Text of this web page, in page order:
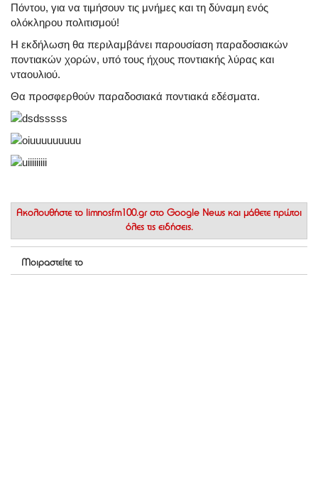
Πόντου, για να τιμήσουν τις μνήμες και τη δύναμη ενός
ολόκληρου πολιτισμού!
Η εκδήλωση θα περιλαμβάνει παρουσίαση παραδοσιακών
ποντιακών χορών, υπό τους ήχους ποντιακής λύρας και
νταουλιού.
Θα προσφερθούν παραδοσιακά ποντιακά εδέσματα.
Ακολουθήστε το limnosfm100.gr στο Google News και μάθετε πρώτοι
όλες τις ειδήσεις.
Μοιραστείτε το